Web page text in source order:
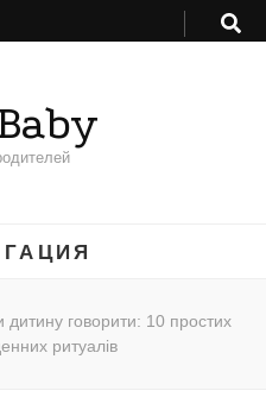
дитину говорити: 10 простих
ритуалів